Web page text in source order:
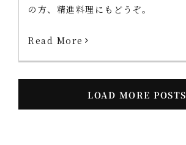
の方、精進料理にもどうぞ。
Read More
LOAD MORE POSTS